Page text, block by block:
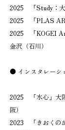
2025 「Study：大
2025 「PLAS
2025 「KOGEI
金沢（石川）
● インスタレーシ
2025 「水心」大
阪）
2023 「きおくの